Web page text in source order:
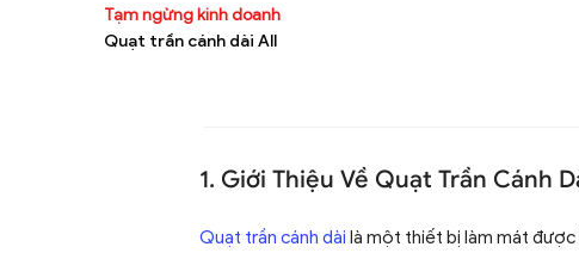
Tạm ngừng kinh doanh
Quạt trần cánh dài All
1. Giới Thiệu Về Quạt Trần Cánh
Quạt trần cánh dài là một thiết bị làm mát được